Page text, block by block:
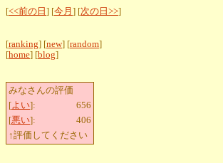
[<<前の日 ] [今月 ] [次の日>>]
[ranking] [new] [random]
[home] [blog]
みなさんの評価
[よい]:
656
[悪い]:
406
↑評価してください